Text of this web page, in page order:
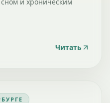
Читать